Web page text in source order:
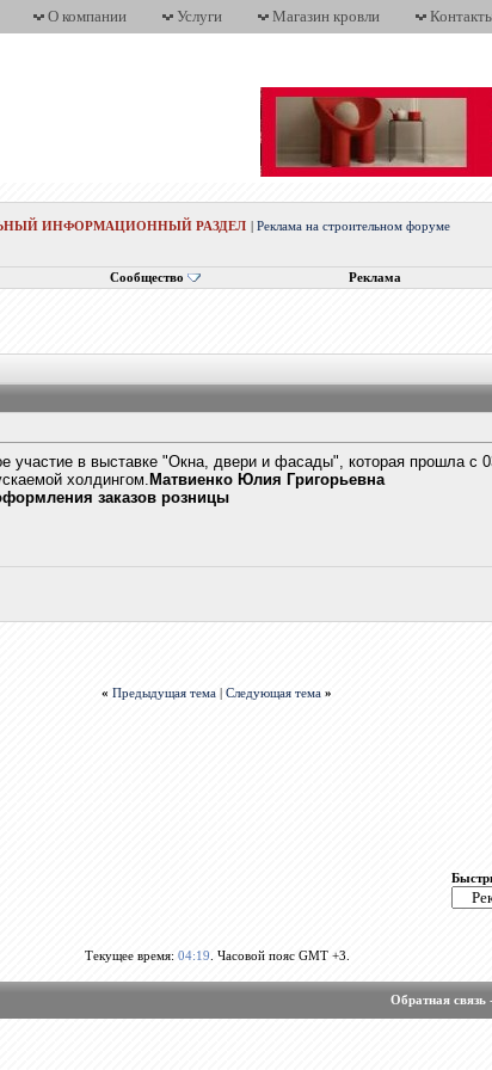
О компании Услуги Магазин кровли
ИНФОРМАЦИОННЫЙ РАЗДЕЛ |Реклама на строительном форуме
Сообщество Реклама
участие в выставке "Окна, двери и фасады", которая прошла
холдингом. Матвиенко Юлия Григорьевна
заказов розницы
« Предыдущая тема |Следующая тема »
Текущее время: 04:19 . Часовой пояс GMT +3.
Обратная связь